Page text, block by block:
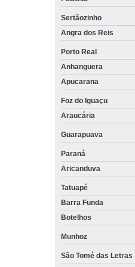
Sertãozinho
Angra dos Reis
Porto Real
Anhanguera
Apucarana
Foz do Iguaçu
Araucária
Guarapuava
Paraná
Aricanduva
Tatuapé
Barra Funda
Botelhos
Munhoz
São Tomé das Letras